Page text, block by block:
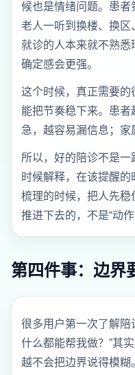
候也是情绪问题。患者
老人一听到换楼、换区
就诊的人本来就不熟悉
确定感会更强。
这个时候，真正需要的
能把节奏稳下来。患
急，越容易漏信息；家
所以，好的陪诊不是
时候解释，在该提醒
梳理的时候，把人先稳
推进下去的，不是“动作
第四件事：边界
很多用户第一次了解陪
什么都能帮我做？”其
越不会把边界说得模糊